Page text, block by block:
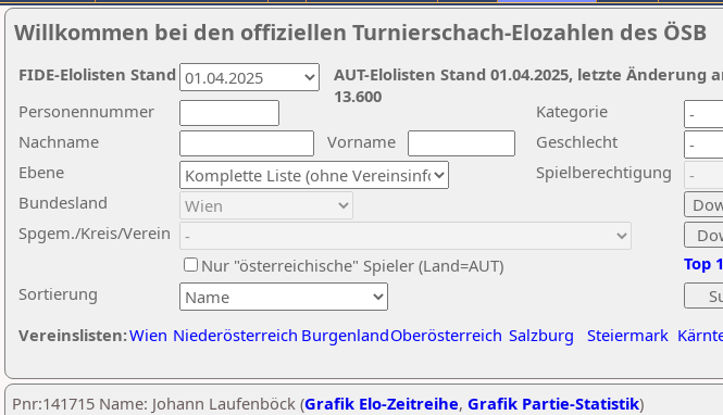
Willkommen bei den offiziellen Turnierschach-Elozahlen des ÖSB
Nachname
Vorname
Ebene
Kategorie
Sortierung
Personennummer
Bundesland
Spgem./Kreis/Verein
Geschlecht
Nur "österreichische" Spieler (Land=AUT)
Spielberechtigung
Vereinslisten:Wien Niederösterreich BurgenlandOberösterreich Salzburg Steiermark
Top
AUT-Elolisten Stand 01.04.2025, letzte Änderung
13.600
FIDE-Elolisten Stand
Pnr:141715 Name: Johann Laufenböck (Grafik Elo-Zeitreihe, Grafik Partie-Statistik)